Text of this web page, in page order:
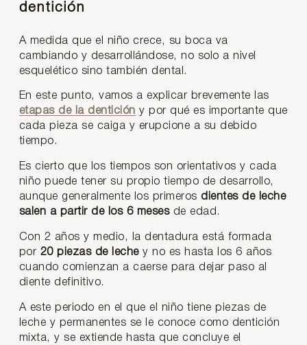
dentición
A medida que el niño crece, su boca va
cambiando y desarrollándose, no solo a nivel
esquelético sino también dental.
En este punto, vamos a explicar brevemente las
etapas de la dentición y por qué es importante que
cada pieza se caiga y erupcione a su debido
tiempo.
Es cierto que los tiempos son orientativos y cada
niño puede tener su propio tiempo de desarrollo,
aunque generalmente los primeros dientes de leche
salen a partir de los 6 meses de edad.
Con 2 años y medio, la dentadura está formada
por 20 piezas de lechey no es hasta los 6 años
cuando comienzan a caerse para dejar paso al
diente definitivo.
A este periodo en el que el niño tiene piezas de
leche y permanentes se le conoce como dentición
mixta, y se extiende hasta que concluye el